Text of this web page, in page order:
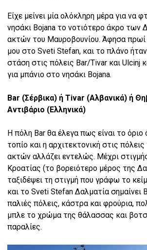
Είχε μείνει μία ολόκληρη μέρα για να
νησάκι Bojana το νοτιότερο άκρο των
ακτών του Μαυροβουνίου. Άφησα
μου στο Sveti Stefan, και το πλάνο
στάση στις πόλεις Bar/Τivar και Ulcinj
για μπάνιο στο νησάκι Bojana.
Bar (Σέρβικα) ή Tivar (Αλβανικά) ή
Αντιβάριο (Ελληνικά)
Η πόλη Bar θα έλεγα πως είναι το όριο
τοπίο και η αρχιτεκτονική στις
ακτών αλλάζει εντελώς. Μέχρι
Κροατίας (το βορειότερο μέρος της
ταξιδέψει τη στιγμή που γράφω το
και το Sveti Stefan Δαλματία σημαίνει
παλιές πόλεις, κάστρα και φρούρια,
μπλε το χρώμα της θάλασσας και
παραλίες.